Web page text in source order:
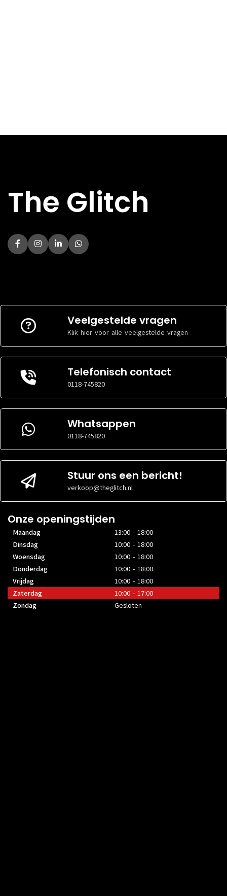
The Glitch
Veelgestelde vragen
Klik hier voor alle veelgestelde vragen
Telefonisch contact
0118-745820
Whatsappen
0118-745820
Stuur ons een bericht!
verkoop@theglitch.nl
Onze openingstijden
Maandag
13:00 - 18:00
Dinsdag
10:00 - 18:00
Woensdag
10:00 - 18:00
Donderdag
10:00 - 18:00
Vrijdag
10:00 - 18:00
Zaterdag
10:00 - 17:00
Zondag
Gesloten